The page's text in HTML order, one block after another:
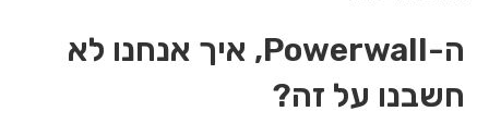
ה
-Powerwall, איך אנחנו לא
חשבנו על זה?